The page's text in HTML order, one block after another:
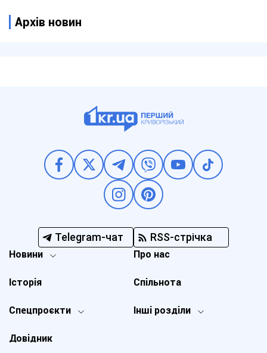
Архів новин
Telegram-чат RSS-стрічка
Новини
Спецпроєкти Інші розділи
Історія
Про нас
Довідник
Спільнота